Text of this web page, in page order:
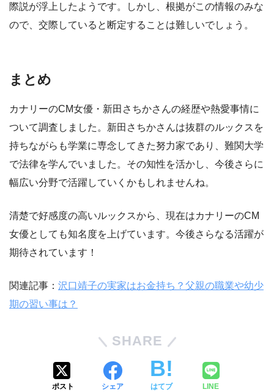
際説が浮上したようです。しかし、根拠がこの情報のみな
ので、交際していると断定することは難しいでしょう。
まとめ
カナリーのCM女優・新田さちかさんの経歴や熱愛事情に
ついて調査しました。新田さちかさんは抜群のルックスを
持ちながらも学業に専念してきた努力家であり、難関大学
で法律を学んでいました。その知性を活かし、今後さらに
幅広い分野で活躍していくかもしれませんね。
清楚で好感度の高いルックスから、現在はカナリーのCM
女優としても知名度を上げています。今後さらなる活躍が
期待されています！
関連記事： 沢口靖子の実家はお金持ち？父親の職業や幼少
期の習い事は？
SHARE
ポスト シェア はてブ LINE